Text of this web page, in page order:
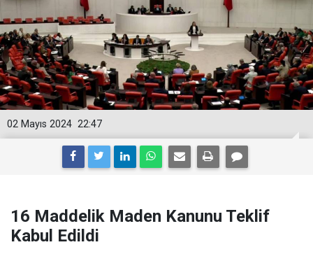
22:47
02 Mayıs 2024
16 Maddelik Maden Kanunu Teklif
Kabul Edildi